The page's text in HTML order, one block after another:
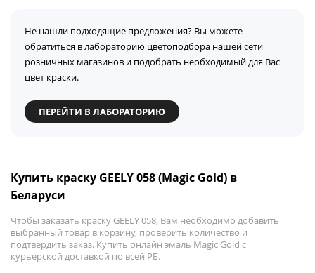
Не нашли подходящие предложения? Вы можете
обратиться в лабораторию цветоподбора нашей сети
розничных магазинов и подобрать необходимый для Вас
цвет краски.
ПЕРЕЙТИ В ЛАБОРАТОРИЮ
Купить краску GEELY 058 (Magic Gold) в
Беларуси
Чтобы заказать краску GEELY 058, Вам необходимо добавить
выбранный товар в корзину, проверить количество и
подтвердить заказ. Купить онлайн эмаль Magic Gold с
курьерской доставкой по всей РБ.